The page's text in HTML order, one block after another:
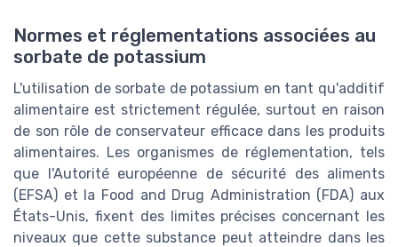
Normes et réglementations associées au
sorbate de potassium
L'utilisation de sorbate de potassium en tant qu'additif
alimentaire est strictement régulée, surtout en raison
de son rôle de conservateur efficace dans les produits
alimentaires. Les organismes de réglementation, tels
que l'Autorité européenne de sécurité des aliments
(EFSA) et la Food and Drug Administration (FDA) aux
États-Unis, fixent des limites précises concernant les
niveaux que cette substance peut atteindre dans les